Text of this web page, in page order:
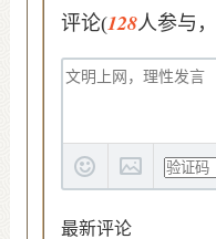
评论(128人参与，
最新评论